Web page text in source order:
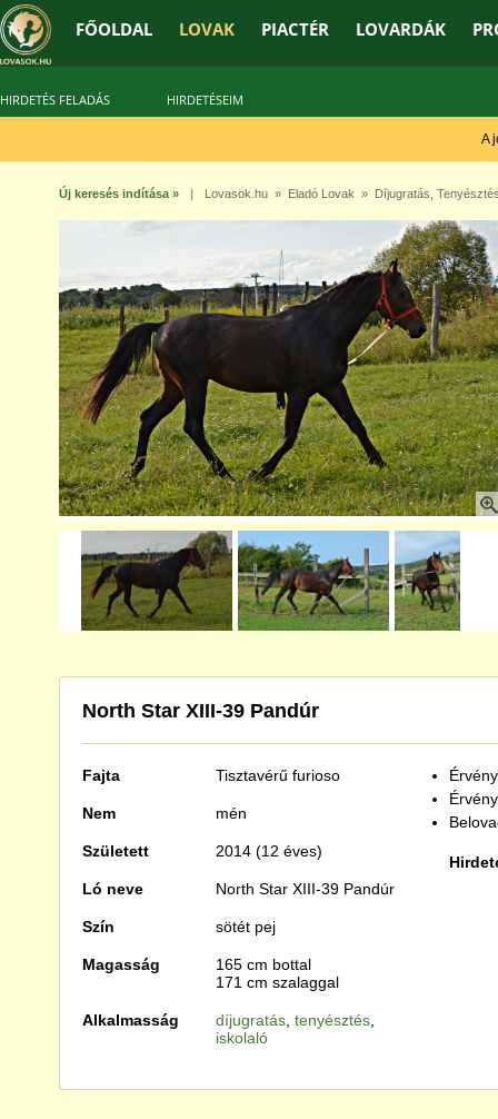
FŐOLDAL LOVAK PIACTÉR LOVARDÁK
HIRDETÉS FELADÁS HIRDETÉSEIM
A
Új keresés indítása » | Lovasok.hu» Eladó Lovak » Díjugratás
North Star XIII-39 Pandúr
Fajta Tisztavérű furioso
Nem mén
Született 2014 (12 éves)
Ló neve North Star XIII-39 Pandúr
Szín sötét pej
Magasság
165 cm bottal
171 cm szalaggal
Alkalmasság díjugratás, tenyésztés,
iskolaló